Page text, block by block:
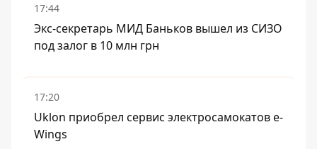
17:44
Экс-секретарь МИД Баньков вышел из СИЗО
под залог в 10 млн грн
17:20
Uklon приобрел сервис электросамокатов e-
Wings